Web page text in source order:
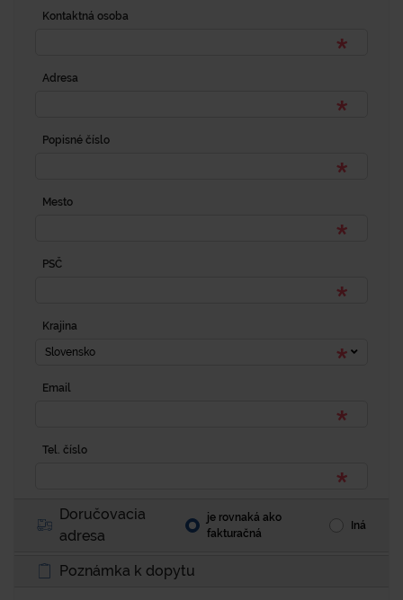
Kontaktná osoba
Adresa
Popisné číslo
Mesto
PSČ
Krajina
Slovensko
Email
Tel. číslo
Doručovacia
adresa
je rovnaká ako
fakturačná
Iná
Poznámka k dopytu